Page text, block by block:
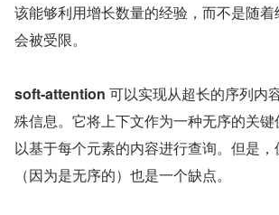
该能够利用增长数量的经验，而不是随
会被受限。
soft-attention 可以实现从超长的序列内
殊信息。它将上下文作为一种无序的关
以基于每个元素的内容进行查询。但是
（因为是无序的）也是一个缺点。